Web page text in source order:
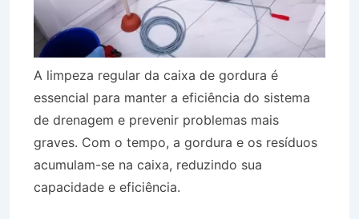
A limpeza regular da caixa de gordura é
essencial para manter a eficiência do sistema
de drenagem e prevenir problemas mais
graves. Com o tempo, a gordura e os resíduos
acumulam-se na caixa, reduzindo sua
capacidade e eficiência.